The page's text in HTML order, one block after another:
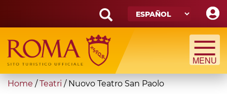
main
content
Search
form
Búsqueda
You
Home / Teatri / Nuovo Teatro San Paolo